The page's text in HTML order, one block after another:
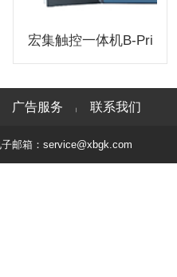
宏集触控一体机B-Pri
广告服务 | 联系我们
邮箱：service@xbgk.com